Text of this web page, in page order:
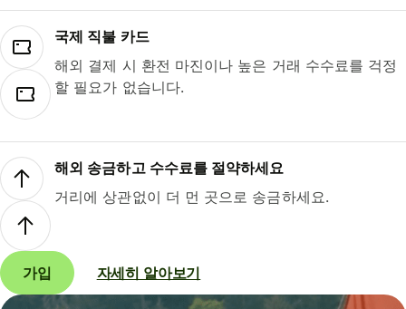
국제 직불 카드
해외 결제 시 환전 마진이나 높은 거래 수수료를 걱정
할 필요가 없습니다.
해외 송금하고 수수료를 절약하세요
거리에 상관없이 더 먼 곳으로 송금하세요.
가입 자세히 알아보기